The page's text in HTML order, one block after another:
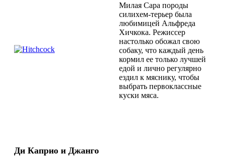
Милая Сара породы
силихем-терьер была
любимицей Альфреда
Хичкока. Режиссер
настолько обожал свою
собаку, что каждый день
кормил ее только лучшей
едой и лично регулярно
ездил к мяснику, чтобы
выбрать первоклассные
куски мяса.
Ди Каприо и Джанго